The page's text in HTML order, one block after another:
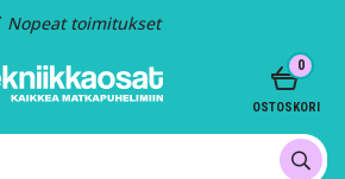
Nopeat toimitukset
0
OSTOSKORI